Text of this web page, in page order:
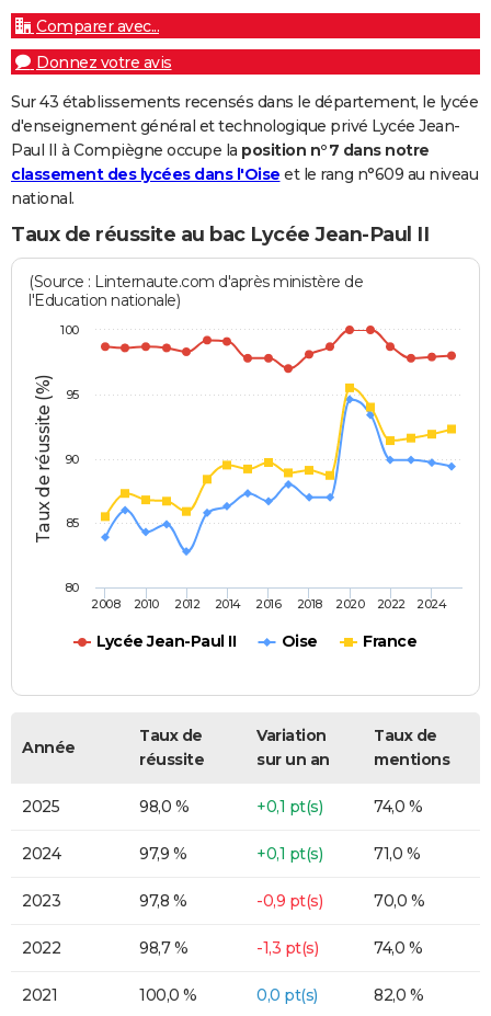
Comparer avec...
Donnez votre avis
Sur 43 établissements recensés dans le département, le lycée
d'enseignement général et technologique privé Lycée Jean-
Paul II à Compiègne occupe la position n°7 dans notre
classement des lycées dans l'Oise et le rang n°609 au niveau
national.
Taux de réussite au bac Lycée Jean-Paul II
Taux de réussite (%)
(Source : Linternaute.com d'après ministère de
l'Education nationale)
Lycée Jean-Paul II Oise France
2008 2010 2012 2014 2016 2018 2020 2022 2024
80
85
90
95
100
Année
Taux de
réussite
Variation
sur un an
Taux de
mentions
2025 98,0 % +0,1 pt(s) 74,0 %
2024 97,9 % +0,1 pt(s) 71,0 %
2023 97,8 % -0,9 pt(s) 70,0 %
2022 98,7 % -1,3 pt(s) 74,0 %
2021 100,0 % 0,0 pt(s) 82,0 %